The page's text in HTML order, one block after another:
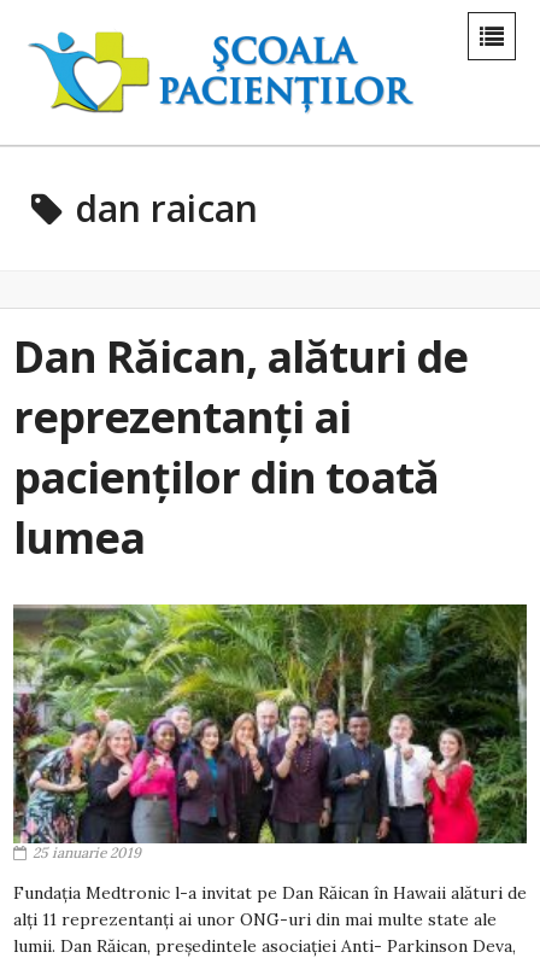
dan raican
Dan Răican, alături de
reprezentanți ai
pacienților din toată
lumea
25 ianuarie 2019
Fundația Medtronic l-a invitat pe Dan Răican în Hawaii alături de
alți 11 reprezentanți ai unor ONG-uri din mai multe state ale
lumii. Dan Răican, președintele asociației Anti- Parkinson Deva,